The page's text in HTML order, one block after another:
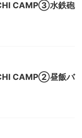
CAMP③水鉄砲
CAMP②昼飯バ